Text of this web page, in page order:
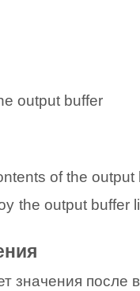
output buffer
of the output
the output buffer
значения после